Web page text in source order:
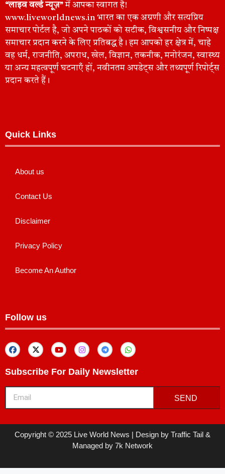
“लाइव वर्ल्ड न्यूज़”में आपका स्वागत है!
www.liveworldnews.in भारत का एक अग्रणी और सत्यप्रिय
समाचार पोर्टल है, जो अपने पाठकों को सटीक, विश्वसनीय और निष्पक्ष
समाचार प्रदान करने के लिए प्रतिबद्ध है। हम आपको हर क्षेत्र में, चाहे
वह धर्म, राजनीति, अपराध, खेल, विज्ञान, तकनीक, मनोरंजन, स्वास्थ्य
या अन्य महत्वपूर्ण घटनाएँ हों, नवीनतम अपडेट्स और तथ्यपूर्ण रिपोर्ट्स
प्रदान करते हैं।
Quick Links
About us
Contact Us
Disclaimer
Privacy Policy
Become An Author
Follow us
Subscribe For Daily Newsletter
SEND
Copyright © 2025 Live World News | Design by Traffic Tail &
Managed by 7k Network